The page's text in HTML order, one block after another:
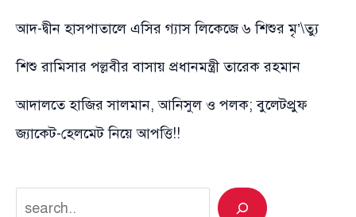
আদ-দ্বীন হাসপাতালে এসির গ্যাস লিকেজে ৬ শিশুর মৃ’\ত্যু
শিশু রামিসার পল্লবীর বাসায় প্রধানমন্ত্রী তারেক রহমান
আদালতে হাজির সালমান, আনিসুল ও পলক; বুলেটপ্রুফ
জ্যাকেট-হেলমেট নিয়ে আপত্তি!!
Search